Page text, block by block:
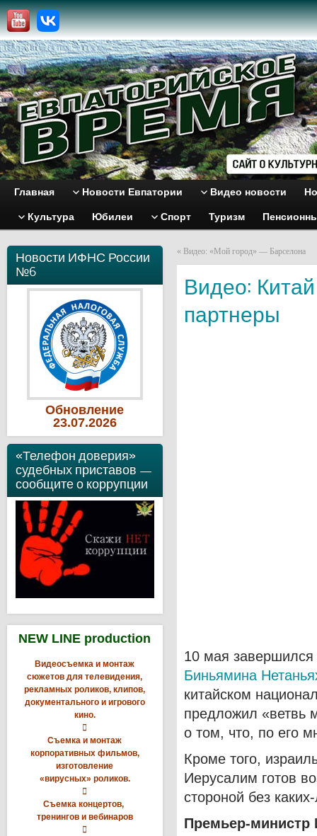
Главная Новости Евпатории Видео новости
Культура Юбилеи Спорт Туризм
Новости ИФНС России
№6
Обновление
23.07.2026
«Телефон доверия»
судебных приставов —
сообщите о коррупции
NEW LINE production
Видеосъемка и монтаж
сюжетов для телевидения,
рекламных роликов, клипов,
документального и игрового
кино.

Съемка и монтаж
корпоративных фильмов,
изготовление
«вирусных» роликов.

Съемка концертов,
тренингов и вебинаров

« Видео: «Мой город» — Барселона
Видео:
партнеры
10 мая завершился
Биньямина
китайском
предложил «ветвь
о том, что, по его
Кроме того,
Иерусалим готов
стороной без
Премьер-министр